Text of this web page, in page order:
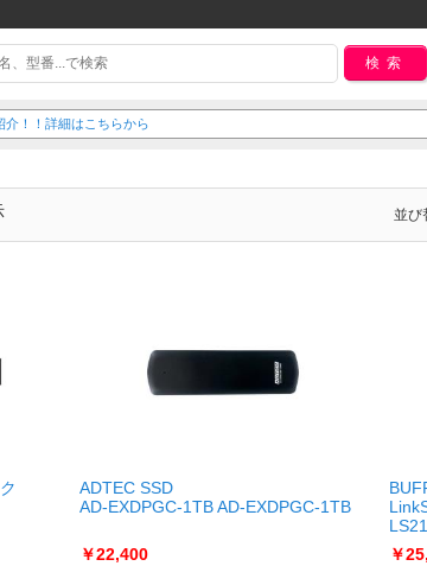
検索
介！！詳細はこちらから
並び
ADTEC SSD
AD-EXDPGC-1TB AD-EXDPGC-1TB
￥22,400
￥